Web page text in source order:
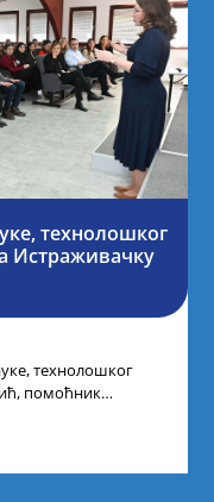
технолошког
Истраживачку
технолошког
помоћник